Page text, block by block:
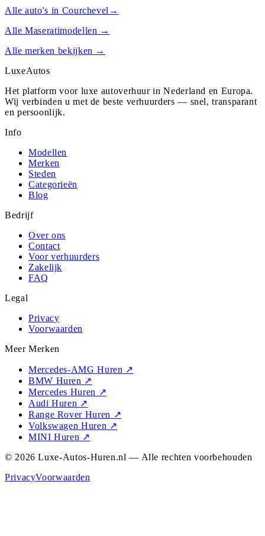
Alle auto's in Courchevel →
AlleMaseratimodellen →
Alle merken bekijken →
LuxeAutos
Het platform voor luxe autoverhuur in Nederland en Europa.
Wij verbinden u met de beste verhuurders — snel, transparant
en persoonlijk.
Info
Modellen
Merken
Steden
Categorieën
Blog
Bedrijf
Over ons
Contact
Voor verhuurders
Zakelijk
FAQ
Legal
Privacy
Voorwaarden
Meer Merken
Mercedes-AMG Huren ↗
BMW Huren ↗
Mercedes Huren ↗
Audi Huren ↗
Range Rover Huren ↗
Volkswagen Huren ↗
MINI Huren ↗
© 2026 Luxe-Autos-Huren.nl — Alle rechten voorbehouden
PrivacyVoorwaarden